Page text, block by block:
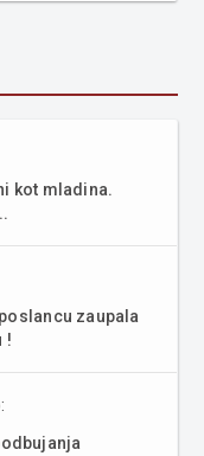
kot mladina.
zaupala
!